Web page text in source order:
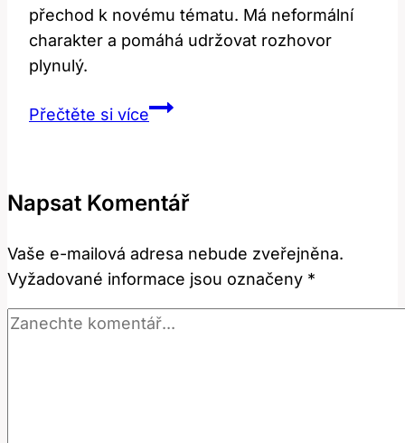
přechod k novému tématu. Má neformální
charakter a pomáhá udržovat rozhovor
plynulý.
Přečtěte si víceBy
to
a
jak
se
používá
Napsat Komentář
Vaše e-mailová adresa nebude zveřejněna.
Vyžadované informace jsou označeny *